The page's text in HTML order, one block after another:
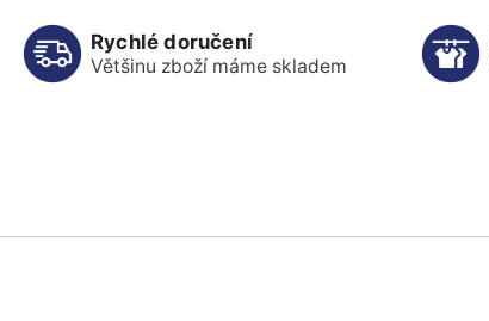
Rychlé doručení
Většinu zboží máme skladem